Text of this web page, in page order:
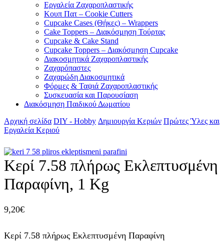
Εργαλεία Ζαχαροπλαστικής
Κουπ Πατ – Cookie Cutters
Cupcake Cases (Θήκες) – Wrappers
Cake Toppers – Διακόσμηση Τούρτας
Cupcake & Cake Stand
Cupcake Toppers – Διακόσμηση Cupcake
Διακοσμητικά Ζαχαροπλαστικής
Ζαχαρόπαστες
Ζαχαρώδη Διακοσμητικά
Φόρμες & Ταψιά Ζαχαροπλαστικής
Συσκευασία και Παρουσίαση
Διακόσμηση Παιδικού Δωματίου
Αρχική σελίδα DIY - Hobby Δημιουργία Κεριών Πρώτες Ύλες και
Εργαλεία Κεριού
Κερί 7.58 πλήρως Εκλεπτυσμένη
Παραφίνη, 1 Kg
9,20€
Κερί 7.58 πλήρως Εκλεπτυσμένη Παραφίνη